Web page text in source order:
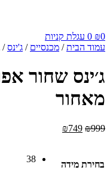
₪0
0 עגלת קניות
עמוד הבית/ מכנסיים / ג'ינס/
ג׳ינס שחור
מאחור
₪999
המחיר
₪999.
₪749
₪749.בחירת מידה
38